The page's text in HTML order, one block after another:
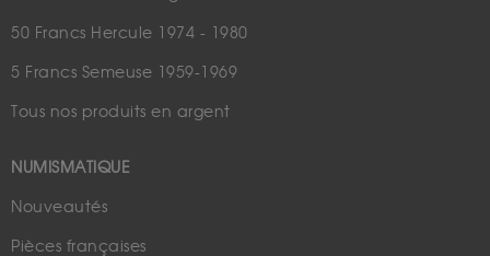
50 Francs Hercule 1974 - 1980
5 Francs Semeuse 1959-1969
Tous nos produits en argent
NUMISMATIQUE
Nouveautés
Pièces françaises